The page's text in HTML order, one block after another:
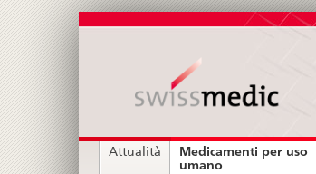
Navigation
Attualità
Medicamenti per uso
umanocurrent